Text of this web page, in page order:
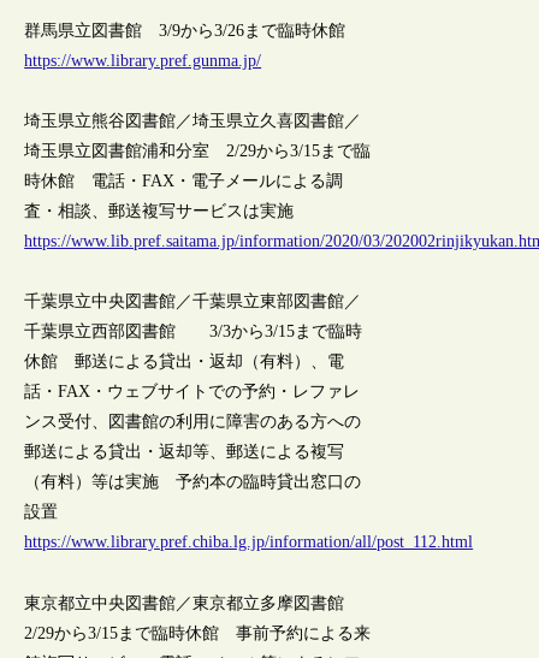
群馬県立図書館 3/9から3/26まで臨時休館
https://www.library.pref.gunma.jp/
埼玉県立熊谷図書館／埼玉県立久喜図書館／
埼玉県立図書館浦和分室 2/29から3/15まで臨
時休館 電話・FAX・電子メールによる調
査・相談、郵送複写サービスは実施
https://www.lib.pref.saitama.jp/information/2020/03/
千葉県立中央図書館／千葉県立東部図書館／
千葉県立西部図書館 3/3から3/15まで臨時
休館 郵送による貸出・返却（有料）、電
話・FAX・ウェブサイトでの予約・レファレ
ンス受付、図書館の利用に障害のある方への
郵送による貸出・返却等、郵送による複写
（有料）等は実施 予約本の臨時貸出窓口の
設置
https://www.library.pref.chiba.lg.jp/information/all/post_112.html
東京都立中央図書館／東京都立多摩図書館
2/29から3/15まで臨時休館 事前予約による来